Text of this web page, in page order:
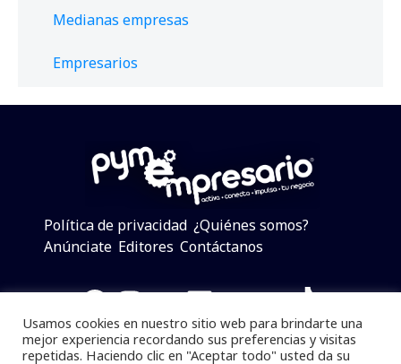
Medianas empresas
Empresarios
Política de privacidad ¿Quiénes somos?
Anúnciate Editores Contáctanos
Facebook
Instagram
Twitter
LinkedIn
Telegram
YouTube
TikTok
Usamos cookies en nuestro sitio web para brindarte una
mejor experiencia recordando sus preferencias y visitas
repetidas. Haciendo clic en "Aceptar todo" usted da su